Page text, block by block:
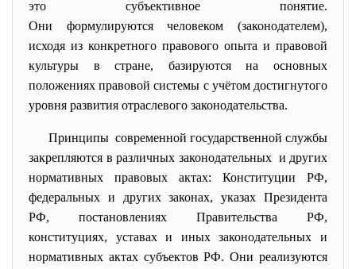
это субъективное понятие.
Они формулируются человеком (законодателем),
исходя из конкретного правового опыта и правовой
культуры в стране, базируются на основных
положениях правовой системы с учётом достигнутого
уровня развития отраслевого законодательства.
Принципы современной государственной службы
закрепляются в различных законодательных и других
нормативных правовых актах: Конституции РФ,
федеральных и других законах, указах Президента
РФ, постановлениях Правительства РФ,
конституциях, уставах и иных законодательных и
нормативных актах субъектов РФ. Они реализуются